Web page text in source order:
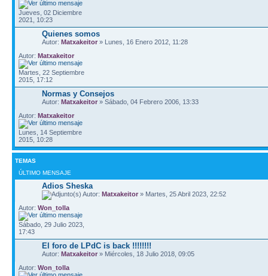
Jueves, 02 Diciembre
2021, 10:23
Quienes somos
Autor: Matxakeitor » Lunes, 16 Enero 2012, 11:28
Autor: Matxakeitor
Martes, 22 Septiembre
2015, 17:12
Normas y Consejos
Autor: Matxakeitor » Sábado, 04 Febrero 2006, 13:33
Autor: Matxakeitor
Lunes, 14 Septiembre
2015, 10:28
TEMAS
ÚLTIMO MENSAJE
Adios Sheska
Autor: Matxakeitor » Martes, 25 Abril 2023, 22:52
Autor: Won_tolla
Sábado, 29 Julio 2023,
17:43
El foro de LPdC is back !!!!!!!!
Autor: Matxakeitor » Miércoles, 18 Julio 2018, 09:05
Autor: Won_tolla